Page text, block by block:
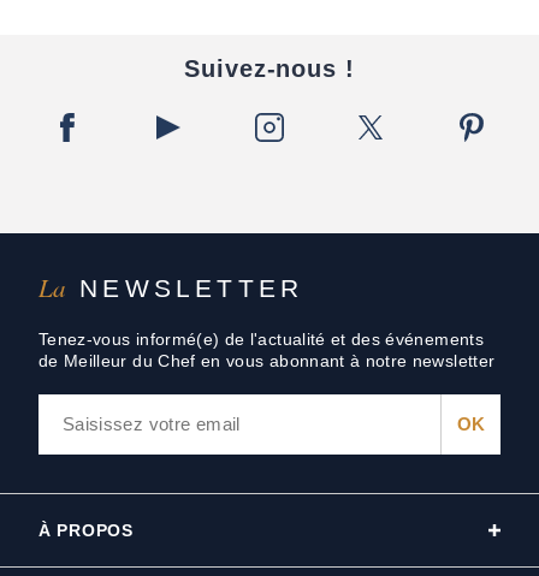
La NEWSLETTER
Tenez-vous informé(e) de l'actualité et des événements
de Meilleur du Chef en vous abonnant à notre newsletter
Suivez-nous !
À PROPOS